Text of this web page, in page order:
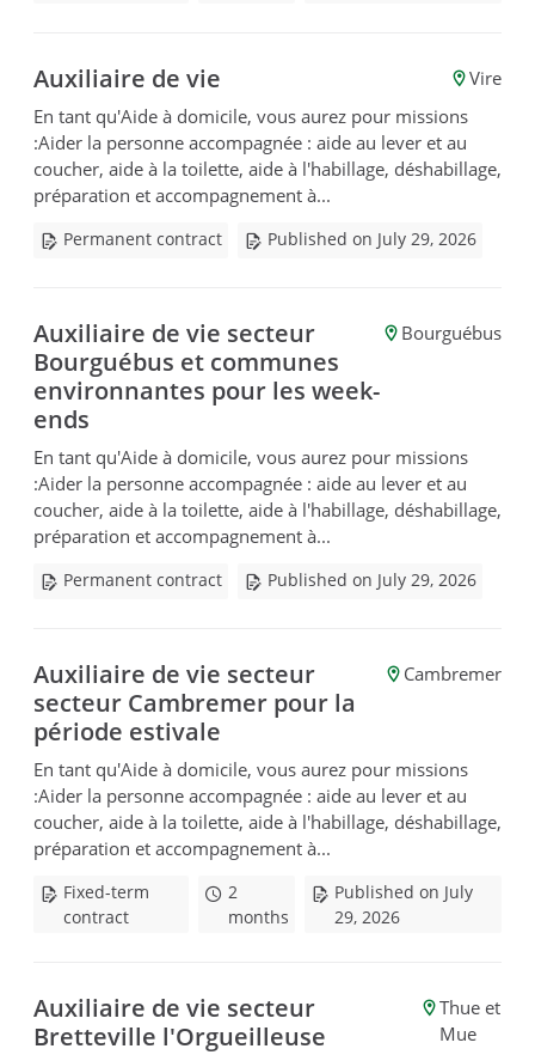
Auxiliaire de vie
Vire
En tant qu'Aide à domicile, vous aurez pour missions
:Aider la personne accompagnée : aide au lever et au
coucher, aide à la toilette, aide à l'habillage, déshabillage,
préparation et accompagnement à...
Permanent contract Published on July 29, 2026
Auxiliaire de vie secteur
Bourguébus et communes
environnantes pour les week-
ends
Bourguébus
En tant qu'Aide à domicile, vous aurez pour missions
:Aider la personne accompagnée : aide au lever et au
coucher, aide à la toilette, aide à l'habillage, déshabillage,
préparation et accompagnement à...
Permanent contract Published on July 29, 2026
Auxiliaire de vie secteur
secteur Cambremer pour la
période estivale
Cambremer
En tant qu'Aide à domicile, vous aurez pour missions
:Aider la personne accompagnée : aide au lever et au
coucher, aide à la toilette, aide à l'habillage, déshabillage,
préparation et accompagnement à...
Fixed-term
contract
2
months
Published on July
29, 2026
Auxiliaire de vie secteur
Bretteville l'Orgueilleuse
Thue et
Mue